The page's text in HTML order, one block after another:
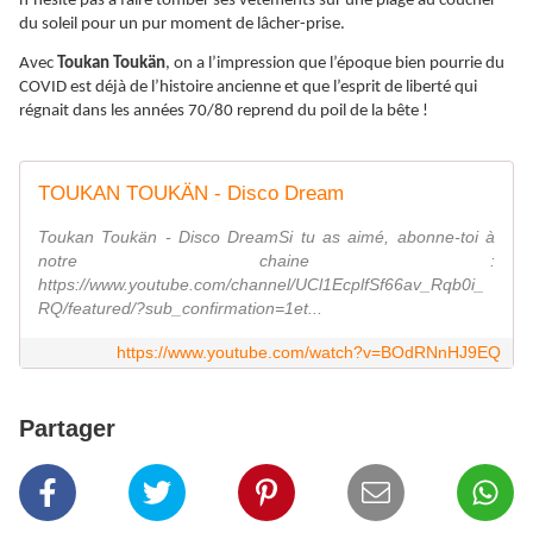
du soleil pour un pur moment de lâcher-prise.
Avec Toukan Toukän, on a l’impression que l’époque bien pourrie du
COVID est déjà de l’histoire ancienne et que l’esprit de liberté qui
régnait dans les années 70/80 reprend du poil de la bête !
TOUKAN TOUKÄN - Disco Dream
Toukan Toukän - Disco DreamSi tu as aimé, abonne-toi à
notre chaine :
https://www.youtube.com/channel/UCl1EcplfSf66av_Rqb0i_
RQ/featured/?sub_confirmation=1et...
https://www.youtube.com/watch?v=BOdRNnHJ9EQ
Partager